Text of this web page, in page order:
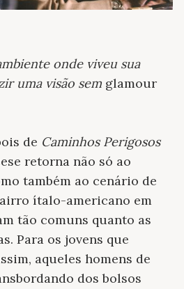
onde viveu sua
uma visão sem glamour
de Caminhos Perigosos
retorna não só ao
também ao cenário de
ítalo-americano em
tão comuns quanto as
Para os jovens que
aqueles homens de
dos bolsos